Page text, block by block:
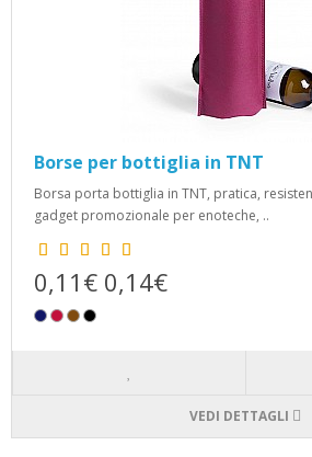
Borse per bottiglia in TNT
Borsa porta bottiglia in TNT, pratica,
gadget promozionale per enoteche, ..
0,11€ 0,14€
VEDI DETTAGLI